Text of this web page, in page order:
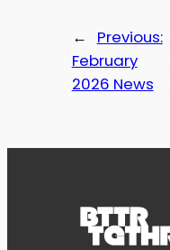
←
Previous:
February
2026 News